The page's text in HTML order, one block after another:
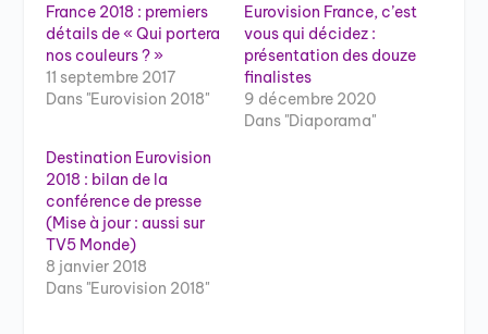
France 2018 : premiers
détails de « Qui portera
nos couleurs ? »
11 septembre 2017
Dans "Eurovision 2018"
Eurovision France, c’est
vous qui décidez :
présentation des douze
finalistes
9 décembre 2020
Dans "Diaporama"
Destination Eurovision
2018 : bilan de la
conférence de presse
(Mise à jour : aussi sur
TV5 Monde)
8 janvier 2018
Dans "Eurovision 2018"